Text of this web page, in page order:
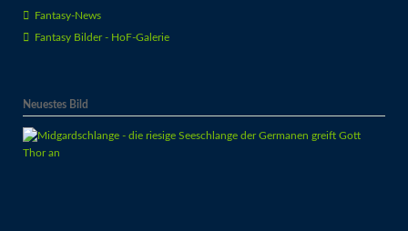
Fantasy-News
Fantasy Bilder - HoF-Galerie
Neuestes Bild